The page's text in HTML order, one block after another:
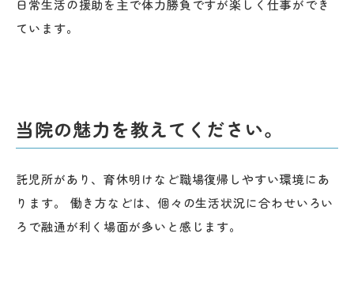
日常生活の援助を主で体力勝負ですが楽しく仕事ができ
ています。
当院の魅力を教えてください。
託児所があり、育休明けなど職場復帰しやすい環境にあ
ります。 働き方などは、個々の生活状況に合わせいろい
ろで融通が利く場面が多いと感じます。